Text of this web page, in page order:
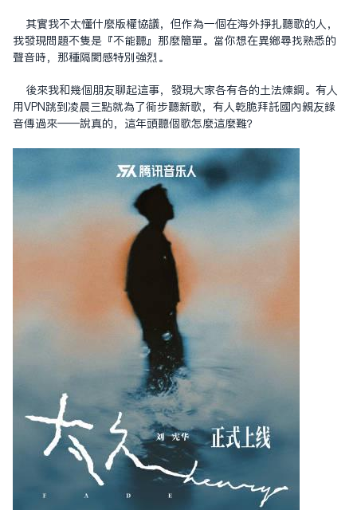
其實我不太懂什麼版權協議，但作為一個在海外掙扎聽歌的人，
我發現問題不只是『不能聽』那麼簡單。當你想在異鄉尋找熟悉的
声音時，那種隔閡感特別強烈。
後來我和幾個朋友聊起這事，發現大家各有各的土法煉鋼。有人
用VPN跳到凌晨三點就為了同步聽新歌，有人乾脆拜託國內親友錄
音傳過來——說真的，這年頭聽個歌怎麼這麼難？